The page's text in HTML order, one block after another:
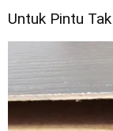
Untuk Pintu